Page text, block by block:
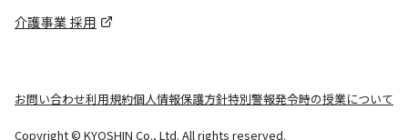
介護事業 採用
お問い合わせ利用規約個人情報保護方針特別警報発令時の授業について
Copyright © KYOSHIN Co., Ltd. All rights reserved.